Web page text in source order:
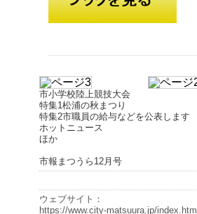
市小学校陸上競技大会
特集1松浦の秋まつり
特集2市職員の給与などを公表します
ホットニュース
ほか
市報まつうら12月号
ウェブサイト：
https://www.city-matsuura.jp/index.html